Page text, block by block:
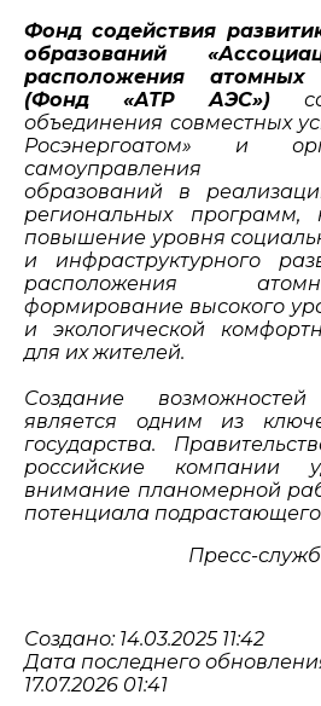
Фонд содействия
образований
расположения атомных
(Фонд «АТР АЭС»)
объединения совместных
Росэнергоатом» и
самоуправления
образований в
региональных программ,
повышение уровня
и инфраструктурного
расположения
формирование высокого
и экологической
для их жителей.
Создание
является одним из
государства.
российские компании
внимание планомерной
потенциала
Пресс-
Создано: 14.03.2025 11:42
Дата последнего
17.07.2026 01:41